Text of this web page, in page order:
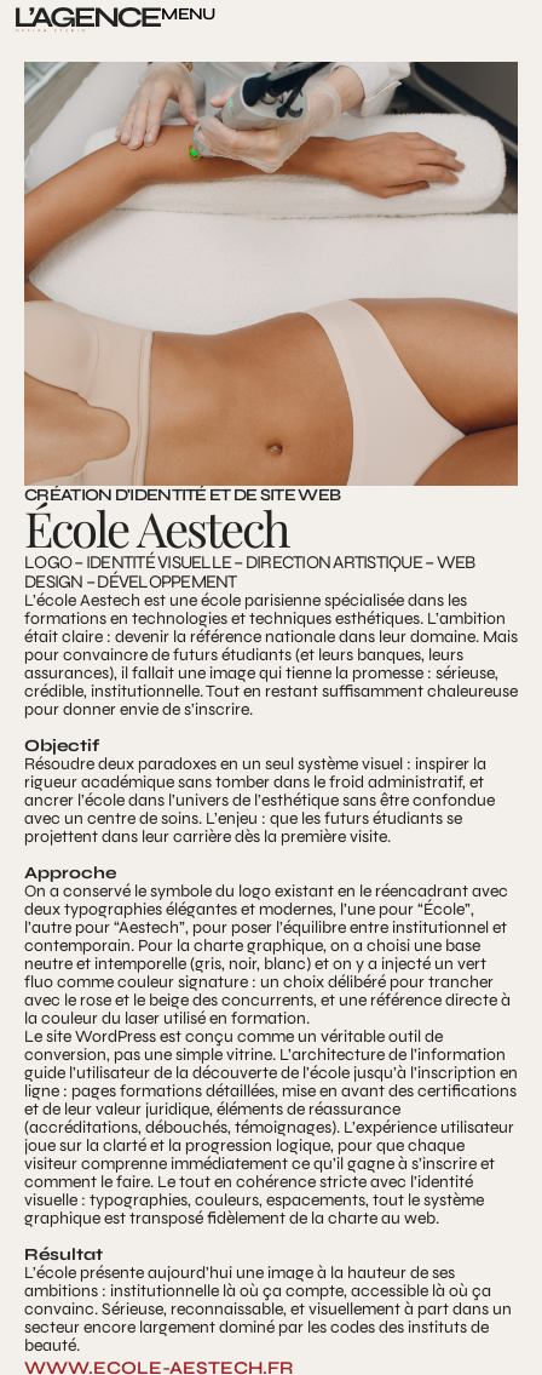
MENU
CRÉATION D'IDENTITÉ ET DE SITE WEB
École Aestech
LOGO – IDENTITÉ VISUELLE – DIRECTION ARTISTIQUE – WEB
DESIGN – DÉVELOPPEMENT
L’école Aestech est une école parisienne spécialisée dans les
formations en technologies et techniques esthétiques. L’ambition
était claire : devenir la référence nationale dans leur domaine. Mais
pour convaincre de futurs étudiants (et leurs banques, leurs
assurances), il fallait une image qui tienne la promesse : sérieuse,
crédible, institutionnelle. Tout en restant suffisamment chaleureuse
pour donner envie de s’inscrire.
Objectif
Résoudre deux paradoxes en un seul système visuel : inspirer la
rigueur académique sans tomber dans le froid administratif, et
ancrer l’école dans l’univers de l’esthétique sans être confondue
avec un centre de soins. L’enjeu : que les futurs étudiants se
projettent dans leur carrière dès la première visite.
Approche
On a conservé le symbole du logo existant en le réencadrant avec
deux typographies élégantes et modernes, l’une pour “École”,
l’autre pour “Aestech”, pour poser l’équilibre entre institutionnel et
contemporain. Pour la charte graphique, on a choisi une base
neutre et intemporelle (gris, noir, blanc) et on y a injecté un vert
fluo comme couleur signature : un choix délibéré pour trancher
avec le rose et le beige des concurrents, et une référence directe à
la couleur du laser utilisé en formation.
Le site WordPress est conçu comme un véritable outil de
conversion, pas une simple vitrine. L’architecture de l’information
guide l’utilisateur de la découverte de l’école jusqu’à l’inscription en
ligne : pages formations détaillées, mise en avant des certifications
et de leur valeur juridique, éléments de réassurance
(accréditations, débouchés, témoignages). L’expérience utilisateur
joue sur la clarté et la progression logique, pour que chaque
visiteur comprenne immédiatement ce qu’il gagne à s’inscrire et
comment le faire. Le tout en cohérence stricte avec l’identité
visuelle : typographies, couleurs, espacements, tout le système
graphique est transposé fidèlement de la charte au web.
Résultat
L’école présente aujourd’hui une image à la hauteur de ses
ambitions : institutionnelle là où ça compte, accessible là où ça
convainc. Sérieuse, reconnaissable, et visuellement à part dans un
secteur encore largement dominé par les codes des instituts de
beauté.
WWW.ECOLE-AESTECH.FR